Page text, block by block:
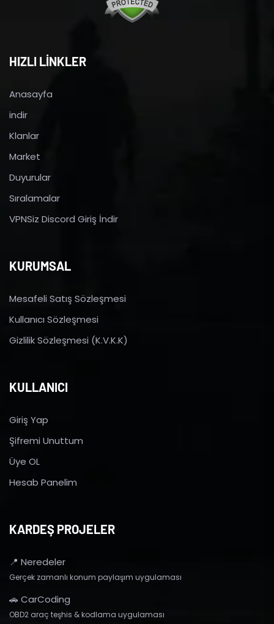
HIZLI LİNKLER
Anasayfa
indir
Klanlar
Market
Duyurular
Sıralamalar
VPNSiz Discord Giriş İndir
KURUMSAL
Mesafeli Satış Sözleşmesi
Kullanıcı Sözleşmesi
Gizlilik Sözleşmesi (K.V.K.K)
KULLANICI
Giriş Yap
Şifremi Unuttum
Üye OL
Hesab Panelim
KARDEŞ PROJELER
📍 Neredeler
Gerçek zamanlı konum paylaşım uygulaması
🚗 CarCoding
OBD2 araç teşhis & kodlama uygulaması